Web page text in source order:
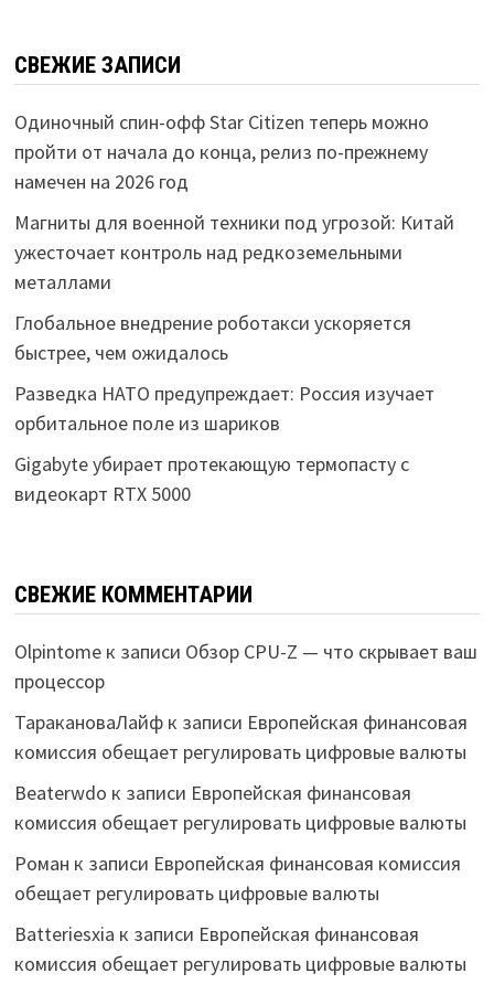
СВЕЖИЕ ЗАПИСИ
Одиночный спин-офф Star Citizen теперь можно
пройти от начала до конца, релиз по-прежнему
намечен на 2026 год
Магниты для военной техники под угрозой: Китай
ужесточает контроль над редкоземельными
металлами
Глобальное внедрение роботакси ускоряется
быстрее, чем ожидалось
Разведка НАТО предупреждает: Россия изучает
орбитальное поле из шариков
Gigabyte убирает протекающую термопасту с
видеокарт RTX 5000
СВЕЖИЕ КОММЕНТАРИИ
Olpintomeк записи Обзор CPU-Z — что скрывает ваш
процессор
ТаракановаЛайфк записи Европейская финансовая
комиссия обещает регулировать цифровые валюты
Beaterwdo к записи Европейская финансовая
комиссия обещает регулировать цифровые валюты
Роман к записи Европейская финансовая комиссия
обещает регулировать цифровые валюты
Batteriesxia к записи Европейская финансовая
комиссия обещает регулировать цифровые валюты